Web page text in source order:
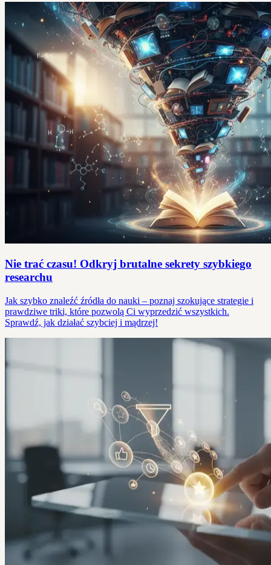
Nie trać czasu! Odkryj brutalne sekrety szybkiego
researchu
Jak szybko znaleźć źródła do nauki – poznaj szokujące strategie i
prawdziwe triki, które pozwolą Ci wyprzedzić wszystkich.
Sprawdź, jak działać szybciej i mądrzej!